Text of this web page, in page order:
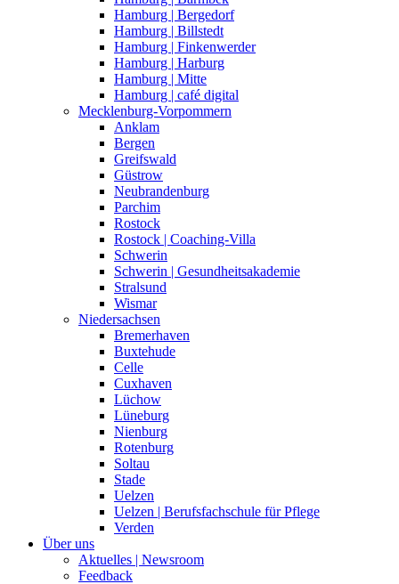
Hamburg | Bergedorf
Hamburg | Billstedt
Hamburg | Finkenwerder
Hamburg | Harburg
Hamburg | Mitte
Hamburg | café digital
Mecklenburg-Vorpommern
Anklam
Bergen
Greifswald
Güstrow
Neubrandenburg
Parchim
Rostock
Rostock | Coaching-Villa
Schwerin
Schwerin | Gesundheitsakademie
Stralsund
Wismar
Niedersachsen
Bremerhaven
Buxtehude
Celle
Cuxhaven
Lüchow
Lüneburg
Nienburg
Rotenburg
Soltau
Stade
Uelzen
Uelzen | Berufsfachschule für Pflege
Verden
Über uns
Aktuelles | Newsroom
Feedback